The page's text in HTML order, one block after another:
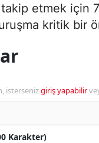
etmek için
kritik bir
istersenizgiriş yapabilir
Karakter)